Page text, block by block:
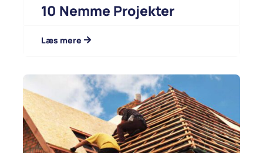
10 Nemme Projekter
Læs mere